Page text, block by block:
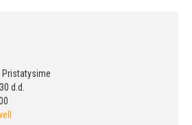
Pristatysime
d.d.